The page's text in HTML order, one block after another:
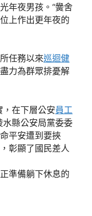
年夜男孩。“黌舍
上作出更年夜的
任務以來巡迴健
力為群眾排憂解
，在下層公安員工
水縣公安局黨委委
平安遭到要挾
彰顯了國民差人
準備躺下休息的